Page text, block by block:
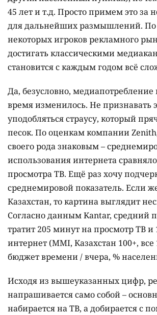
45 лет и т.д. Просто примем это за
для дальнейших размышлений. По
некоторых игроков рекламного
достигать классическими
становится с каждым годом всё
Да, безусловно, медиапотребление
время изменилось. Не признавать
уподобляться страусу, который
песок. По оценкам компании Zenith,
своего рода знаковым –
использования интернета
просмотра ТВ. Ещё раз хочу
среднемировой показатель. Если
Казахстан, то картина выглядит
Согласно данным Kantar, средний
тратит 205 минут на просмотр ТВ
интернет (MMI, Казахстан 100+, все
бюджет времени / вчера, %
Исходя из вышеуказанных цифр,
напрашивается само собой –
набирается на ТВ, а добирается с